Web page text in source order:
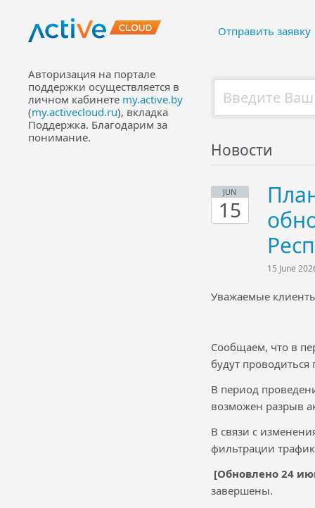
Отправить заявку
Авторизация на портале
поддержки осуществляется в
личном кабинете my.active.by
(my.activecloud.ru), вкладка
Поддержка. Благодарим за
понимание.
Новости
JUN
15
15 June
Уважаемые
Сообщаем, что в
будут
В период
возможен разрыв
В связи с
фильтрации
[Обновлено 24
завершены.